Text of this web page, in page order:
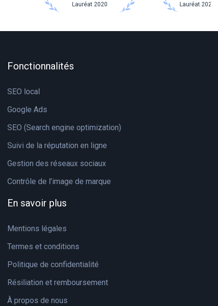
Lauréat 2020 Lauréat 2021
Fonctionnalités
SEO local
Google Ads
SEO (Search engine optimization)
Suivi de la réputation en ligne
Gestion des réseaux sociaux
Contrôle de l’image de marque
En savoir plus
Mentions légales
Termes et conditions
Politique de confidentialité
Résiliation et remboursement
À propos de nous